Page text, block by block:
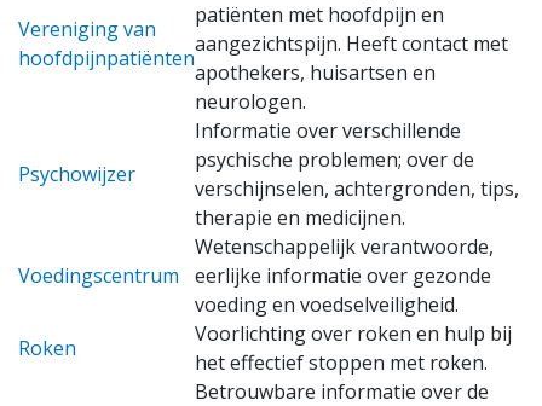
vacatures
Vereniging van
hoofdpijnpatiënten
patiënten met hoofdpijn en
aangezichtspijn. Heeft contact met
apothekers, huisartsen en
neurologen.
Psychowijzer
Informatie over verschillende
psychische problemen; over de
verschijnselen, achtergronden, tips,
therapie en medicijnen.
Voedingscentrum
Wetenschappelijk verantwoorde,
eerlijke informatie over gezonde
voeding en voedselveiligheid.
Roken
Voorlichting over roken en hulp bij
het effectief stoppen met roken.
Betrouwbare informatie over de